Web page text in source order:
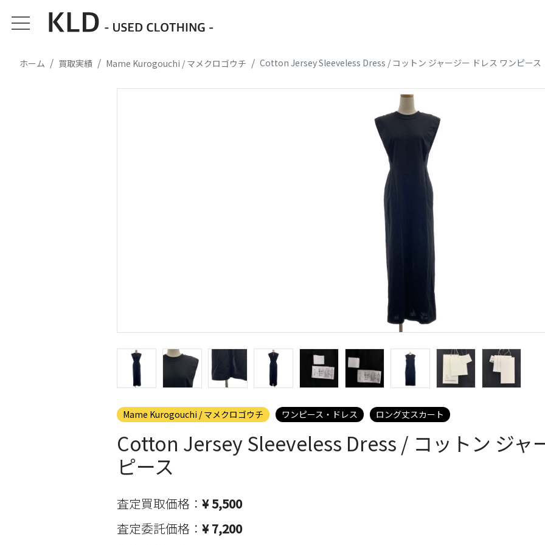
ホーム 買取実績 Mame Kurogouchi / マメクロゴウチ Cotton Jersey Sleeveless Dress / コットン ジャージー ドレス ワンピース
Mame Kurogouchi / マメクロゴウチ ワンピース・ドレス ロング丈スカート
Cotton Jersey Sleeveless Dress / コットン ジャ
ピース
査定買取価格： ¥ 5,500
査定委託価格： ¥ 7,200